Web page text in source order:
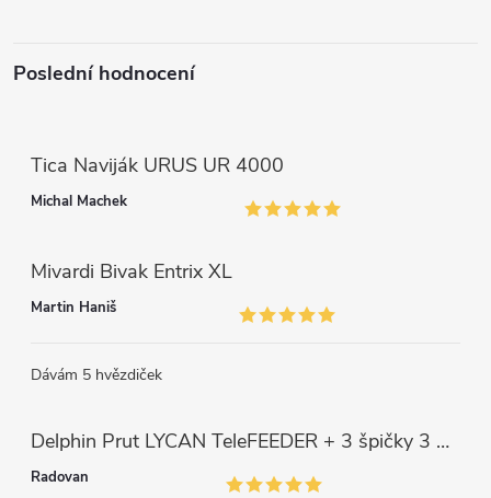
Poslední hodnocení
Tica Naviják URUS UR 4000
Michal Machek
Mivardi Bivak Entrix XL
Martin Haniš
Dávám 5 hvězdiček
Delphin Prut LYCAN TeleFEEDER + 3 špičky 3 m, 80 g
Radovan